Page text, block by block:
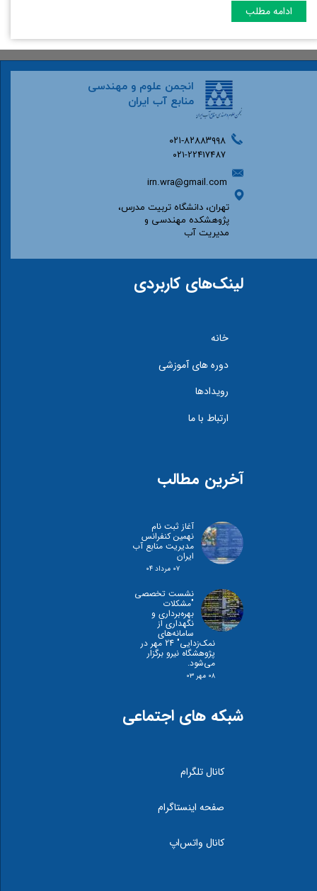
ادامه مطلب
انجمن علوم و مهندسی
منابع آب ایران
۰۲۱-۸۲۸۸۳۹۹۸
۰۲۱-22417487
irn.wra@gmail.com
تهران، دانشگاه تربیت مدرس،
پژوهشکده مهندسی و
مدیریت آب​​​​​​​
لینک‌های کاربردی
خانه
دوره های آموزشی
رویدادها
ارتباط با ما
آخرین مطالب
آغاز ثبت نام
نهمین کنفرانس
مدیریت منابع آب
ایران
۰۷ مرداد ۰۴
نشست تخصصی
"مشكلات
بهره‌برداری و
نگهداری از
سامانه‌های
نمک‌زدايی" 24 مهر در
پژوهشگاه نیرو برگزار
می‌شود.
۰۸ مهر ۰۳
شبکه های اجتماعی
کانال تلگرام
صفحه اینستاگرام
کانال واتس‌اپ